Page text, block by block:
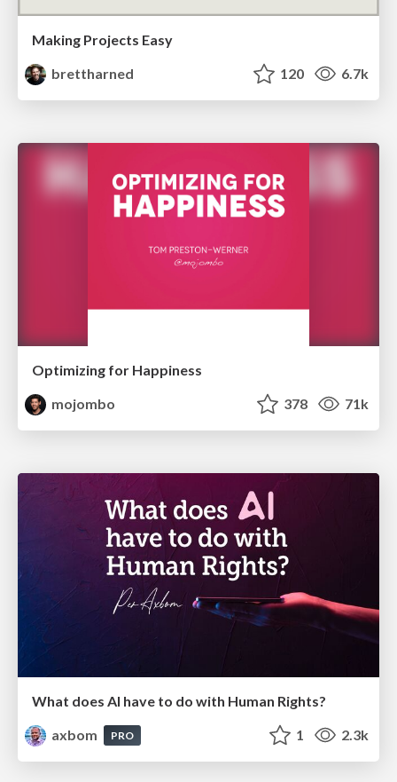
Making Projects Easy
brettharned
120 6.7k
Optimizing for Happiness
mojombo
378 71k
What does AI have to do with Human Rights?
axbom
PRO 1 2.3k